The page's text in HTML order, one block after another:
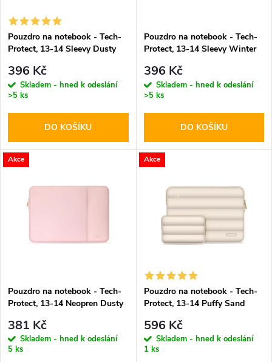
í
p
r
o
d
u
s
p
r
o
d
Pouzdro na notebook - Tech-
Protect, 13-14 Sleevy Dusty
396 Kč
Skladem - hned k odeslání
>5 ks
DO KOŠÍKU
Pouzdro na notebook - Tech-
Protect, 13-14 Sleevy Winter
396 Kč
Skladem - hned k odeslání
>5 ks
DO KOŠÍKU
Akce
Pouzdro na notebook - Tech-
Protect, 13-14 Neopren Dusty
381 Kč
Skladem - hned k odeslání
5 ks
Akce
Pouzdro na notebook - Tech-
Protect, 13-14 Puffy Sand
596 Kč
Skladem - hned k odeslání
1 ks